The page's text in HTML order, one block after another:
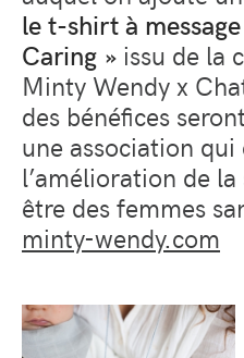
le t-shirtà message
Caring » issu de la
Minty Wendy x
des bénéfices
une association
l’amélioration de
être des femmes
minty-wendy.com